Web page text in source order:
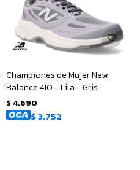
Championes de Mujer New
Balance 410 - Lila - Gris
$ 4.690
$3.752